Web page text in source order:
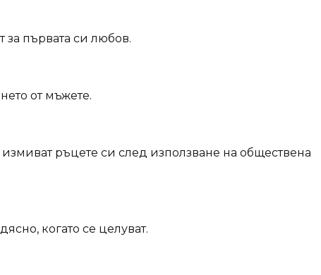
първата си любов.
от мъжете.
ръцете си след използване на обществена
когато се целуват.